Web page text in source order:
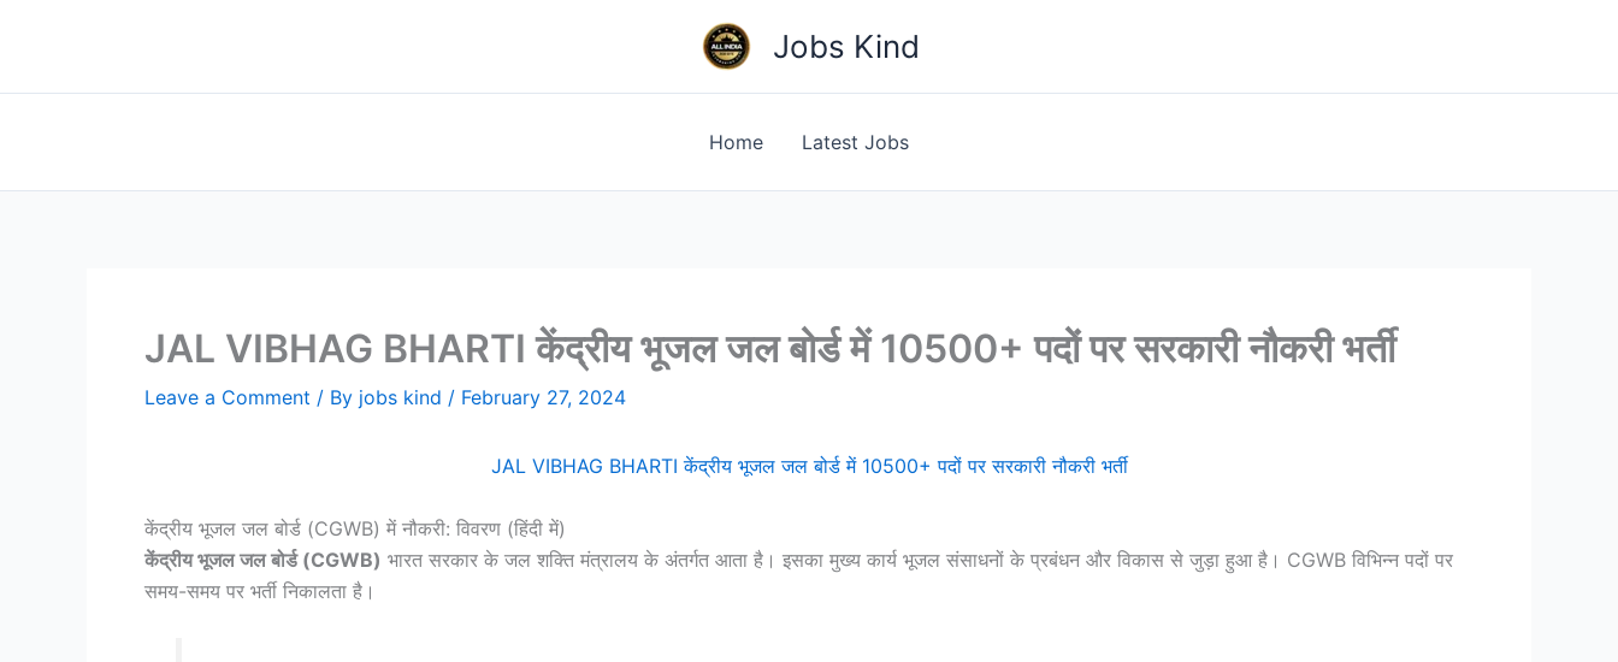
Jobs Kind
Home Latest Jobs
JAL VIBHAG BHARTI केंद्रीय भूजल जल बोर्ड में 10500+ पदों पर सरकारी नौकरी भर्ती
Leave a Comment / By jobs kind / February 27, 2024
JAL VIBHAG BHARTI केंद्रीय भूजल जल बोर्ड में 10500+ पदों पर सरकारी नौकरी भर्ती
केंद्रीय भूजल जल बोर्ड (CGWB) में नौकरी: विवरण (हिंदी में)
केंद्रीय भूजल जल बोर्ड (CGWB) भारत सरकार के जल शक्ति मंत्रालय के अंतर्गत आता है। इसका मुख्य कार्य भूजल संसाधनों के प्रबंधन और विकास से जुड़ा हुआ है। CGWB विभिन्न पदों पर
समय-समय पर भर्ती निकालता है।